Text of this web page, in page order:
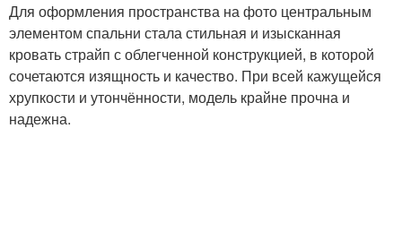
Для оформления пространства на фото центральным
элементом спальни стала стильная и изысканная
кровать страйп с облегченной конструкцией, в которой
сочетаются изящность и качество. При всей кажущейся
хрупкости и утончённости, модель крайне прочна и
надежна.